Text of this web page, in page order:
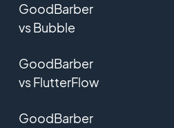
GoodBarber
vs Bubble
GoodBarber
vs FlutterFlow
GoodBarber